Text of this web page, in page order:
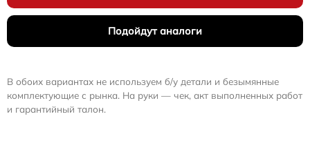
Подойдут аналоги
В обоих вариантах не используем б/у детали и безымянные
комплектующие с рынка. На руки — чек, акт выполненных работ
и гарантийный талон.